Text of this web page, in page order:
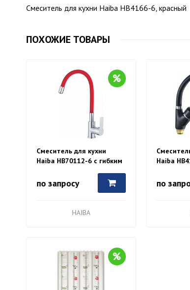
Смеситель для кухни Haiba HB4166-6, красный
ПОХОЖИЕ ТОВАРЫ
Смеситель для кухни
Haiba HB70112-6 с гибким
по запросу
HAIBA
Haiba
по